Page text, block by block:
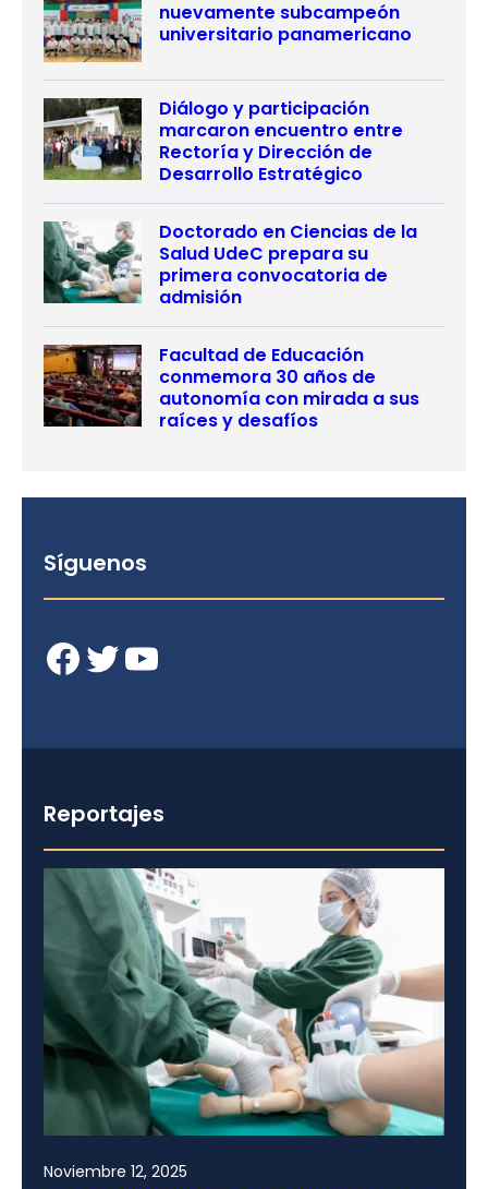
nuevamente subcampeón
universitario panamericano
Diálogo y participación
marcaron encuentro entre
Rectoría y Dirección de
Desarrollo Estratégico
Doctorado en Ciencias de la
Salud UdeC prepara su
primera convocatoria de
admisión
Facultad de Educación
conmemora 30 años de
autonomía con mirada a sus
raíces y desafíos
Síguenos
Facebook Twitter YouTube
Reportajes
Noviembre 12, 2025